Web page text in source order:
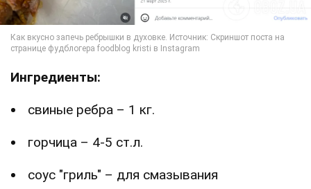
Ингредиенты:
свиные ребра – 1 кг.
горчица – 4-5 ст.л.
соус "гриль" – для смазывания